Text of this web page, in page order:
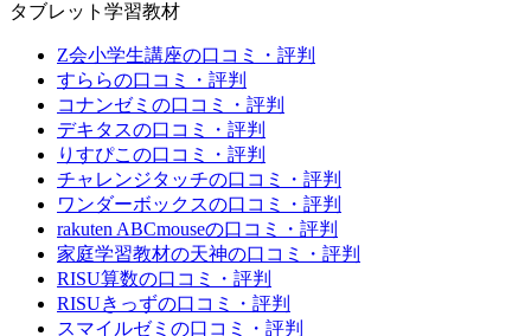
タブレット学習教材
Z会小学生講座の口コミ・評判
すららの口コミ・評判
コナンゼミの口コミ・評判
デキタスの口コミ・評判
りすぴこの口コミ・評判
チャレンジタッチの口コミ・評判
ワンダーボックスの口コミ・評判
rakuten ABCmouseの口コミ・評判
家庭学習教材の天神の口コミ・評判
RISU算数の口コミ・評判
RISUきっずの口コミ・評判
スマイルゼミの口コミ・評判